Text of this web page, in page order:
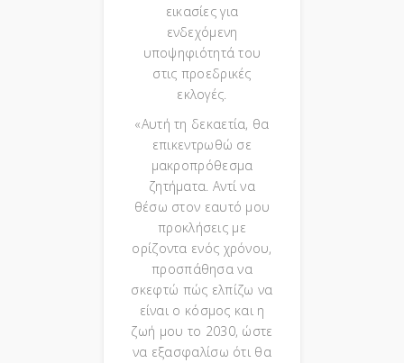
εικασίες για
ενδεχόμενη
υποψηφιότητά του
στις προεδρικές
εκλογές.
«Αυτή τη δεκαετία, θα
επικεντρωθώ σε
μακροπρόθεσμα
ζητήματα. Αντί να
θέσω στον εαυτό μου
προκλήσεις με
ορίζοντα ενός χρόνου,
προσπάθησα να
σκεφτώ πώς ελπίζω να
είναι ο κόσμος και η
ζωή μου το 2030, ώστε
να εξασφαλίσω ότι θα